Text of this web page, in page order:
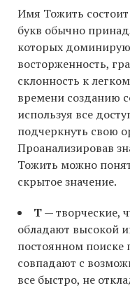
Имя Тожить
букв обычно
которых
восторженность,
склонность к
времени созданию
используя все
подчеркнуть свою
Проанализировав
Тожить можно
скрытое значение.
Т— творческие,
обладают высокой
постоянном поиске
совпадают с
все быстро, не